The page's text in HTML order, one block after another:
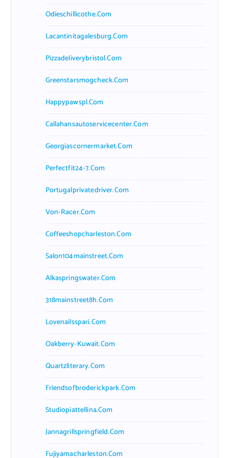
Odieschillicothe.com
Lacantinitagalesburg.com
Pizzadeliverybristol.com
Greenstarsmogcheck.com
Happypawspl.com
Callahansautoservicecenter.com
Georgiascornermarket.com
Perfectfit24-7.com
Portugalprivatedriver.com
Von-Racer.com
Coffeeshopcharleston.com
Salon104mainstreet.com
Alkaspringswater.com
318mainstreet8h.com
Lovenailsspari.com
Oakberry-Kuwait.com
Quartzliterary.com
Friendsofbroderickpark.com
Studiopiattellina.com
Jannagrillspringfield.com
Fujiyamacharleston.com